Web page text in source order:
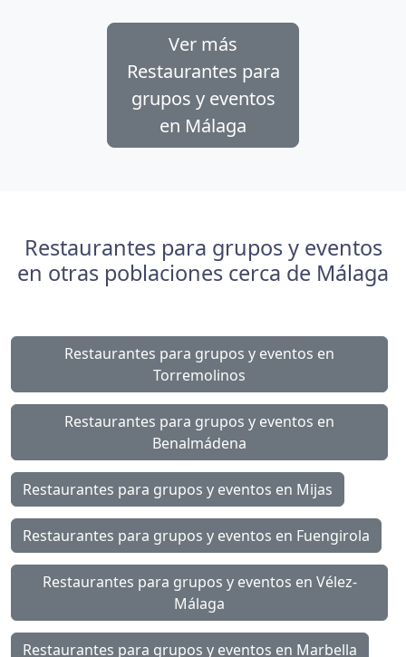
Ver más
Restaurantes para
grupos y eventos
en Málaga
Restaurantes para grupos y eventos
en otras poblaciones cerca de Málaga
Restaurantes para grupos y eventos en
Torremolinos
Restaurantes para grupos y eventos en
Benalmádena
Restaurantes para grupos y eventos en Mijas
Restaurantes para grupos y eventos en Fuengirola
Restaurantes para grupos y eventos en Vélez-
Málaga
Restaurantes para grupos y eventos en Marbella